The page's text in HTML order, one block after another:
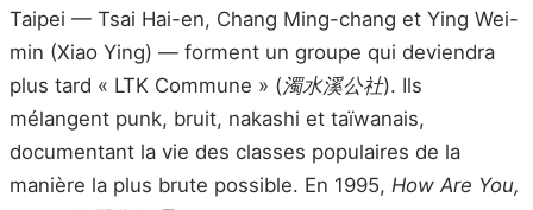
Taipei — Tsai Hai-en, Chang Ming-chang et Ying Wei-
min (Xiao Ying) — forment un groupe qui deviendra
plus tard « LTK Commune » (濁水溪公社). Ils
mélangent punk, bruit, nakashi et taïwanais,
documentant la vie des classes populaires de la
manière la plus brute possible. En 1995, How Are You,